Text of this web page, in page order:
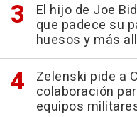
El hijo de Joe
que padece su
huesos y más
Zelenski pide a
colaboración
equipos